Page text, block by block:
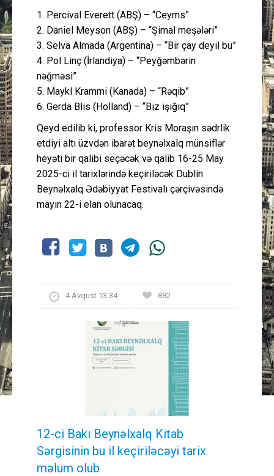
Əlaqə
1. Percival Everett (ABŞ) – “Ceyms”
2. Daniel Meyson (ABŞ) – “Şimal meşələri”
3. Selva Almada (Argentina) – “Bir çay deyil bu”
4. Pol Linç (İrlandiya) – “Peyğəmbərin
nəğməsi”
5. Maykl Krammi (Kanada) – “Rəqib”
6. Gerda Blis (Holland) – “Biz işığıq”
Qeyd edilib ki, professor Kris Moraşın sədrlik
etdiyi altı üzvdən ibarət beynəlxalq münsiflər
heyəti bir qalibi seçəcək və qalib 16-25 May
2025-ci il tarixlərində keçiriləcək Dublin
Beynəlxalq Ədəbiyyat Festivalı çərçivəsində
mayın 22-i elan olunacaq.
4 Avqust 13:34 882
12-ci Bakı Beynəlxalq Kitab
Sərgisinin bu il keçiriləcəyi tarix
məlum olub